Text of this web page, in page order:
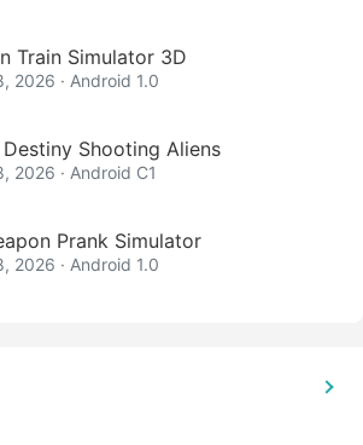
Train Simulator 3D
2026 · Android 1.0
Destiny Shooting Aliens
2026 · Android C1
Prank Simulator
2026 · Android 1.0